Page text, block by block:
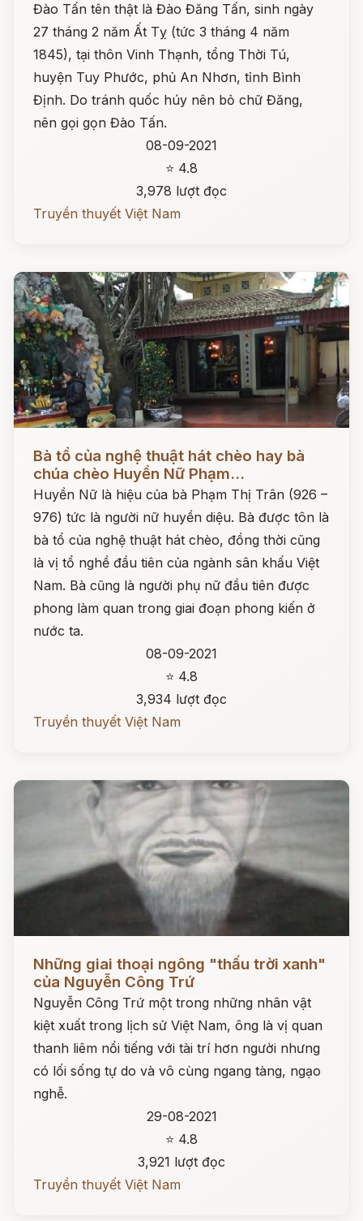
Đào Tấn tên thật là Đào Đăng Tấn, sinh ngày
27 tháng 2 năm Ất Tỵ (tức 3 tháng 4 năm
1845), tại thôn Vinh Thạnh, tổng Thời Tú,
huyện Tuy Phước, phủ An Nhơn, tỉnh Bình
Định. Do tránh quốc húy nên bỏ chữ Đăng,
nên gọi gọn Đào Tấn.
08-09-2021
⭐ 4.8
3,978 lượt đọc
Truyền thuyết Việt Nam
Đọc ngay
Bà tổ của nghệ thuật hát chèo hay bà
chúa chèo Huyền Nữ Phạm...
Huyền Nữ là hiệu của bà Phạm Thị Trân (926 –
976) tức là người nữ huyền diệu. Bà được tôn là
bà tổ của nghệ thuật hát chèo, đồng thời cũng
là vị tổ nghề đầu tiên của ngành sân khấu Việt
Nam. Bà cũng là người phụ nữ đầu tiên được
phong làm quan trong giai đoạn phong kiến ở
nước ta.
08-09-2021
⭐ 4.8
3,934 lượt đọc
Truyền thuyết Việt Nam
Những giai thoại ngông "thấu trời xanh"
của Nguyễn Công Trứ
Nguyễn Công Trứ một trong những nhân vật
kiệt xuất trong lịch sử Việt Nam, ông là vị quan
thanh liêm nổi tiếng với tài trí hơn người nhưng
có lối sống tự do và vô cùng ngang tàng, ngạo
nghễ.
29-08-2021
⭐ 4.8
3,921 lượt đọc
Truyền thuyết Việt Nam